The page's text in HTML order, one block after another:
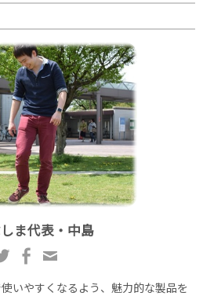
ま代表・中島
いやすくなるよう、魅力的な製品を